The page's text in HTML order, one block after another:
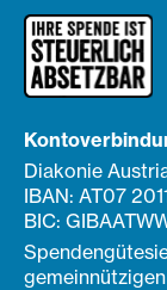
Diakonie
IBAN: AT07
BIC: